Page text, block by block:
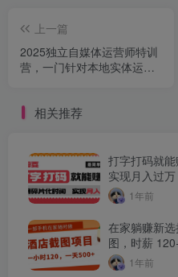
上一篇
2025独立自媒体运营师特训
营，一门针对本地实体运营
相关推荐
打字打码就
实现月入过
1年前
在家躺赚新
图，时薪
1年前